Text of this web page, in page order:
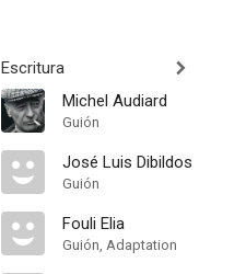
Escritura
Michel Audiard
Guión
José Luis Dibildos
Guión
Fouli Elia
Guión, Adaptation